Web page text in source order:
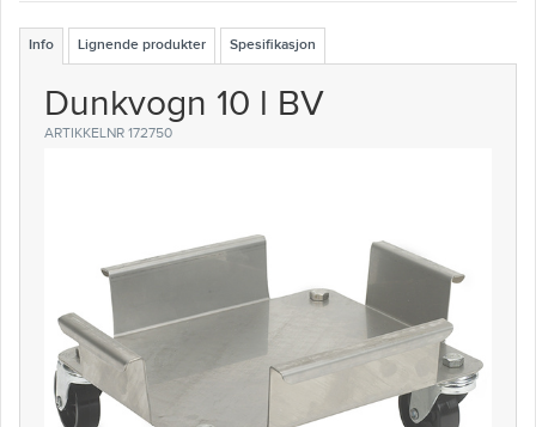
Info Lignende produkter Spesifikasjon
Dunkvogn 10 l BV
ARTIKKELNR 172750